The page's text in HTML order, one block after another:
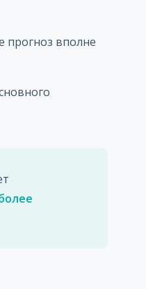
прогноз вполне